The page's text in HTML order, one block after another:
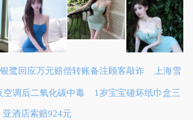
银鹭回应万元赔偿转账备注顾客敲诈 上海雪
空调后二氧化碳中毒
1岁宝宝碰坏纸巾盒三
亚酒店索赔924元